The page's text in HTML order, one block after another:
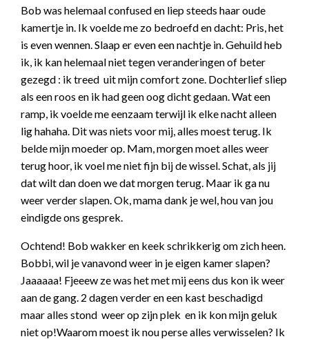
Bob was helemaal confused en liep steeds haar oude
kamertje in. Ik voelde me zo bedroefd en dacht: Pris, het
is even wennen. Slaap er even een nachtje in. Gehuild heb
ik, ik kan helemaal niet tegen veranderingen of beter
gezegd : ik treed uit mijn comfort zone. Dochterlief sliep
als een roos en ik had geen oog dicht gedaan. Wat een
ramp, ik voelde me eenzaam terwijl ik elke nacht alleen
lig hahaha. Dit was niets voor mij, alles moest terug. Ik
belde mijn moeder op. Mam, morgen moet alles weer
terug hoor, ik voel me niet fijn bij de wissel. Schat, als jij
dat wilt dan doen we dat morgen terug. Maar ik ga nu
weer verder slapen. Ok, mama dank je wel, hou van jou
eindigde ons gesprek.
Ochtend! Bob wakker en keek schrikkerig om zich heen.
Bobbi, wil je vanavond weer in je eigen kamer slapen?
Jaaaaaa! Fjeeew ze was het met mij eens dus kon ik weer
aan de gang. 2 dagen verder en een kast beschadigd
maar alles stond weer op zijn plek en ik kon mijn geluk
niet op!Waarom moest ik nou perse alles verwisselen? Ik